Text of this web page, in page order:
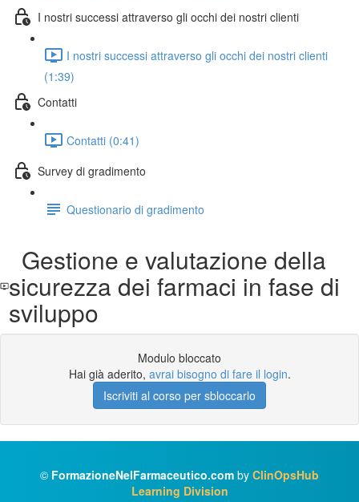
I nostri successi attraverso gli occhi dei nostri clienti
I nostri successi attraverso gli occhi dei nostri clienti
(1:39)
Contatti
Contatti (0:41)
Survey di gradimento
Questionario di gradimento
Gestione e valutazione della
sicurezza dei farmaci in fase di
sviluppo
Modulo bloccato
Hai già aderito, avrai bisogno di fare il login.
Iscriviti al corso per sbloccarlo
© FormazioneNelFarmaceutico.com by ClinOpsHub
Learning Division